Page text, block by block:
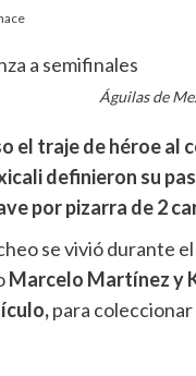
Águilas de
el traje de héroe al
definieron su
por pizarra de 2
se vivió durante
Marcelo Martínez y
para